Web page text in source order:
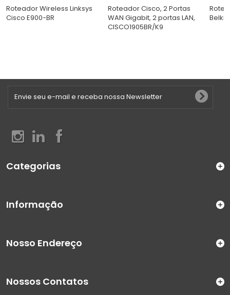
Roteador Wireless Linksys
Cisco E900-BR
Roteador Cisco, 2 Portas
WAN Gigabit, 2 portas LAN,
CISCO1905BR/K9
Belkin
Categorias
Informação
Nosso Endereço
Nossos Contatos